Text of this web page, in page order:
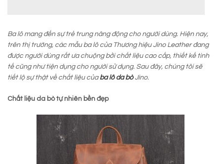
Ba lô mang đến sự trẻ trung năng động cho người dùng. Hiện nay,
trên thị trường, các mẫu ba lô của Thương hiệu Jino Leather đang
được người dùng rất ưa chuộng bởi chất liệu cao cấp, thiết kế tinh
tế cũng như tiện dụng cho người sử dụng. Sau đây, chúng tôi sẽ
tiết lộ sự thật về chất liệu của ba lô da bòJino.
Chất liệu da bò tự nhiên bền đẹp